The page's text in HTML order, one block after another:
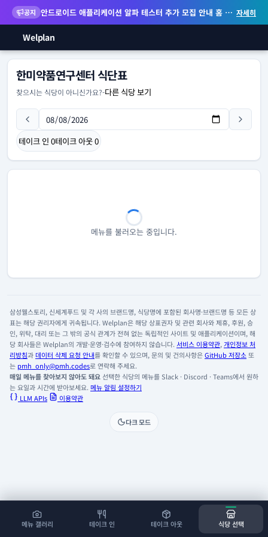
공지 안드로이드 애플리케이션 알파 테스터 추가 모집 안내 홈 화면 위젯 등 지원 자세히
Welplan
메뉴 갤러리 테이크 인 테이크 아웃 식당 선택
한미약품연구센터 식단표
찾으시는 식당이 아니신가요?-다른 식당 보기
테이크 인 0테이크 아웃0
메뉴를 불러오는 중입니다.
삼성웰스토리, 신세계푸드 및 각 사의 브랜드명, 식당명에 포함된 회사명·브랜드명 등 모든 상
표는 해당 권리자에게 귀속됩니다. Welplan은 해당 상표권자 및 관련 회사와 제휴, 후원, 승
인, 위탁, 대리 또는 그 밖의 공식 관계가 전혀 없는 독립적인 사이트 및 애플리케이션이며, 해
당 회사들은 Welplan의 개발·운영·검수에 참여하지 않습니다. 서비스 이용약관, 개인정보 처
리방침과데이터 삭제 요청 안내를 확인할 수 있으며, 문의 및 건의사항은GitHub 저장소 또
는 pmh_only@pmh.codes로 연락해 주세요.
매일 메뉴를 찾아보지 않아도 돼요선택한 식당의 메뉴를 Slack · Discord · Teams에서 원하
는 요일과 시간에 받아보세요. 메뉴 알림 설정하기
LLM APIs
이용약관
다크 모드